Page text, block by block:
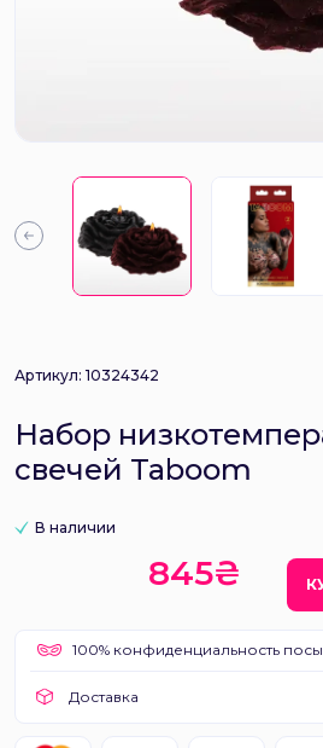
Артикул: 10324342
Набор
свечей Taboom
В наличии
845₴
100% конфиденциальность
Доставка